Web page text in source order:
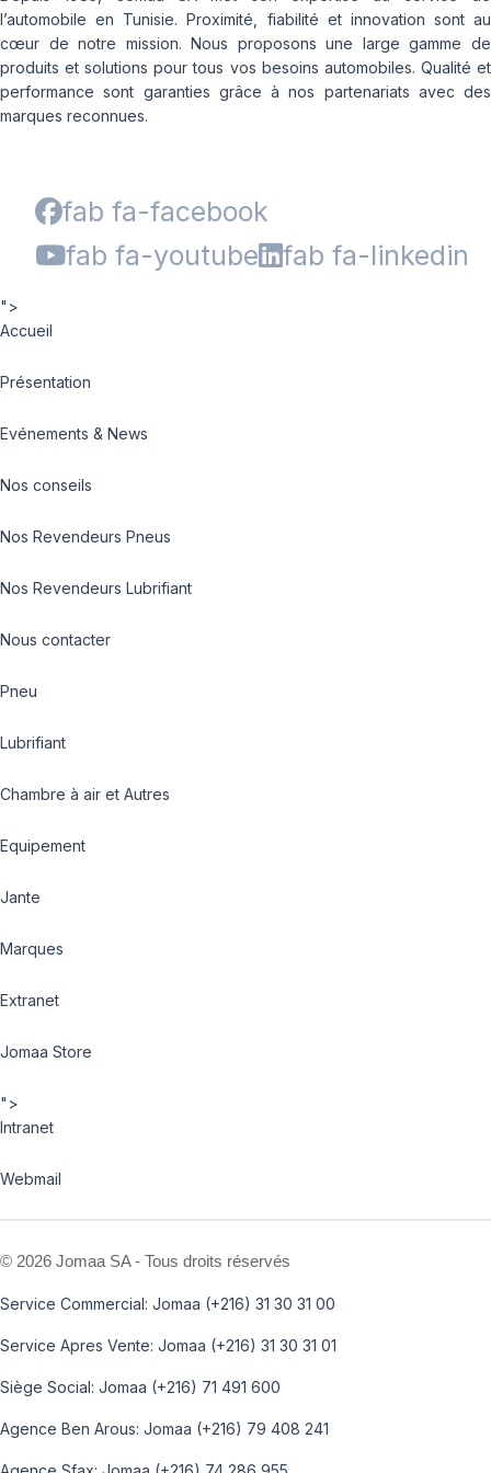
l’automobile en Tunisie. Proximité, fiabilité et innovation sont au
cœur de notre mission. Nous proposons une large gamme de
produits et solutions pour tous vos besoins automobiles. Qualité et
performance sont garanties grâce à nos partenariats avec des
marques reconnues.
fab fa-facebook
fab fa-youtube
fab fa-linkedin
">
Accueil
Présentation
Evénements & News
Nos conseils
Nos Revendeurs Pneus
Nos Revendeurs Lubrifiant
Nous contacter
Pneu
Lubrifiant
Chambre à air et Autres
Equipement
Jante
Marques
Extranet
Jomaa Store
">
Intranet
Webmail
© 2026 Jomaa SA - Tous droits réservés
Service Commercial: Jomaa (+216) 31 30 31 00
Service Apres Vente: Jomaa (+216) 31 30 31 01
Siège Social: Jomaa (+216) 71 491 600
Agence Ben Arous: Jomaa (+216) 79 408 241